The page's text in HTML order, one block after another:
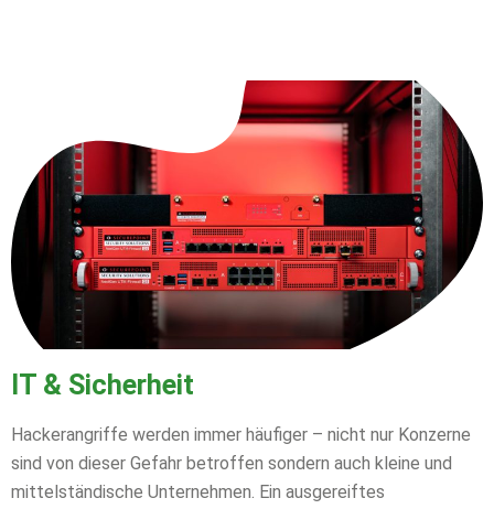
IT & Sicherheit
Hackerangriffe werden immer häufiger – nicht nur Konzerne
sind von dieser Gefahr betroffen sondern auch kleine und
mittelständische Unternehmen. Ein ausgereiftes